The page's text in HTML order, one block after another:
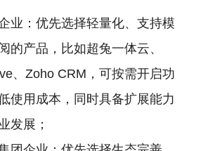
业：优先选择轻量化、支持模
的产品，比如超兔一体云、
、Zoho CRM，可按需开启功
使用成本，同时具备扩展能力
发展；